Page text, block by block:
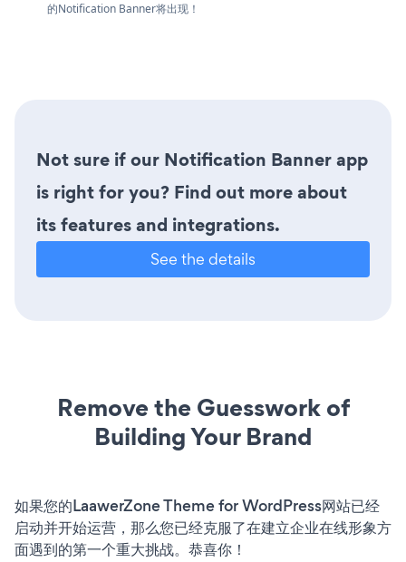
的Notification Banner将出现！
Not sure if our Notification Banner app
is right for you? Find out more about
its features and integrations.
See the details
Remove the Guesswork of
Building Your Brand
如果您的LaawerZone Theme for WordPress网站已经
启动并开始运营，那么您已经克服了在建立企业在线形象方
面遇到的第一个重大挑战。恭喜你！